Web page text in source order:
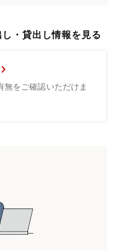
・貸出し情報を見る
無をご確認いただけま